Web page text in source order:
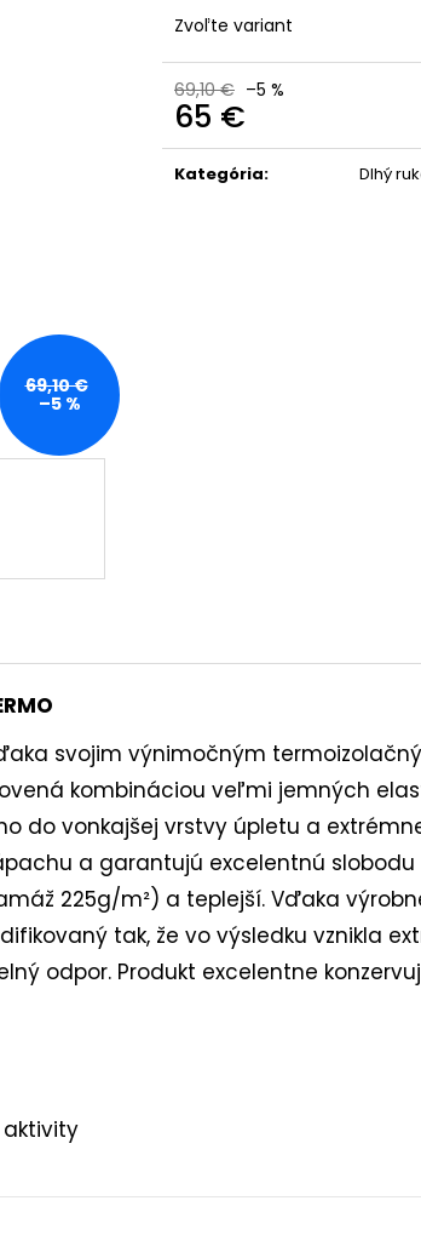
Zvoľte variant
69,10 € –5 %
65 €
cena:
Kategória: Dlhý
69,10 €
–5 %
vďaka svojim výnimočným
kombináciou veľmi jemných
do vonkajšej vrstvy úpletu a
a garantujú excelentnú slobodu
225g/m²) a teplejší. Vďaka
tak, že vo výsledku vznikla
odpor. Produkt excelentne
aktivity